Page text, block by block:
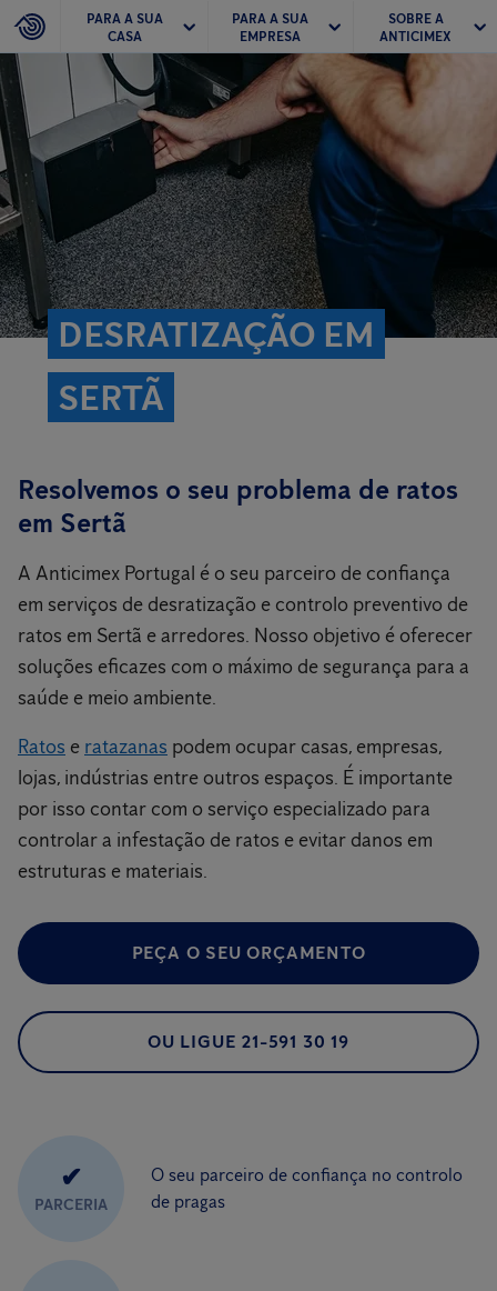
PARA A SUA
CASA
PARA A SUA
EMPRESA
SOBRE A
ANTICIMEX
DESRATIZAÇÃO EM
SERTÃ
Resolvemos o seu problema de ratos
em Sertã
A Anticimex Portugal é o seu parceiro de confiança
em serviços de desratização e controlo preventivo de
ratos em Sertã e arredores. Nosso objetivo é oferecer
soluções eficazes com o máximo de segurança para a
saúde e meio ambiente.
Ratos e ratazanas podem ocupar casas, empresas,
lojas, indústrias entre outros espaços. É importante
por isso contar com o serviço especializado para
controlar a infestação de ratos e evitar danos em
estruturas e materiais.
PEÇA O SEU ORÇAMENTO
OU LIGUE 21-591 30 19
✔
PARCERIA
O seu parceiro de confiança no controlo
de pragas